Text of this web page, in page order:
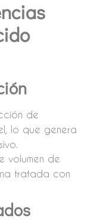
de
lo que genera
volumen de
tratada con